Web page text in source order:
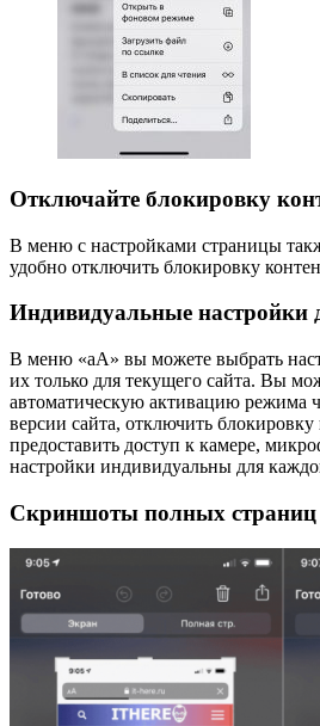
Отключайте блокировку
В меню с настройками страницы
удобно отключить блокировку
Индивидуальные настройки
В меню «аА» вы можете выбрать
их только для текущего сайта. Вы
автоматическую активацию режима
версии сайта, отключить блокировку
предоставить доступ к камере,
настройки индивидуальны для
Скриншоты полных страниц